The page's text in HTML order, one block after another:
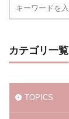
カテゴリ一覧
TOPICS